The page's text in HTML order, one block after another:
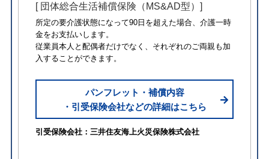
[ 団体総合生活補償保険（MS&AD型）]
所定の要介護状態になって90日を超えた場合、介護一時
金をお支払いします。
従業員本人と配偶者だけでなく、それぞれのご両親も加
入することができます。
パンフレット・補償内容
・引受保険会社などの詳細はこちら
引受保険会社：三井住友海上火災保険株式会社